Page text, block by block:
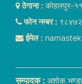
ठेगाना :काेहलपुर-
फोन नम्बर :
ईमेल :
सम्पादक : अशाेक